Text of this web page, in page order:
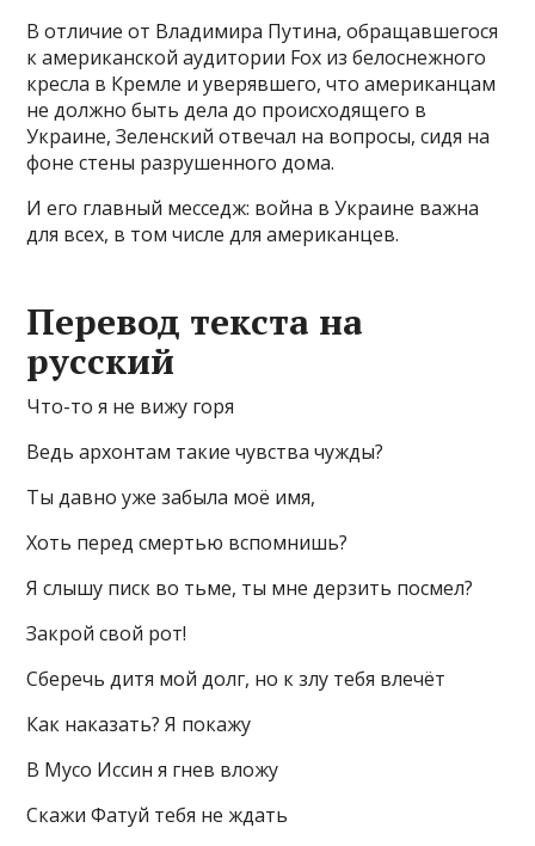
В отличие от Владимира Путина, обращавшегося
к американской аудитории Fox из белоснежного
кресла в Кремле и уверявшего, что американцам
не должно быть дела до происходящего в
Украине, Зеленский отвечал на вопросы, сидя на
фоне стены разрушенного дома.
И его главный месседж: война в Украине важна
для всех, в том числе для американцев.
Перевод текста на
русский
Что-то я не вижу горя
Ведь архонтам такие чувства чужды?
Ты давно уже забыла моё имя,
Хоть перед смертью вспомнишь?
Я слышу писк во тьме, ты мне дерзить посмел?
Закрой свой рот!
Сберечь дитя мой долг, но к злу тебя влечёт
Как наказать? Я покажу
В Мусо Иссин я гнев вложу
Скажи Фатуй тебя не ждать